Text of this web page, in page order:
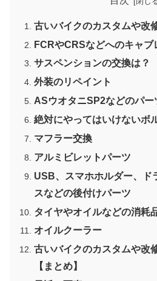
古いバイクのカスタムや改
FCRやCRSなどへのキャブ
サスペンションの交換は？
外装のリペイント
ASウオタニSP2などのパー
絶対にやってはいけないボ
マフラー交換
アルミビレットパーツ
USB、スマホホルダー、ド
スなどの後付けパーツ
タイヤやオイルなどの消耗
オイルクーラー
古いバイクのカスタムや改
【まとめ】